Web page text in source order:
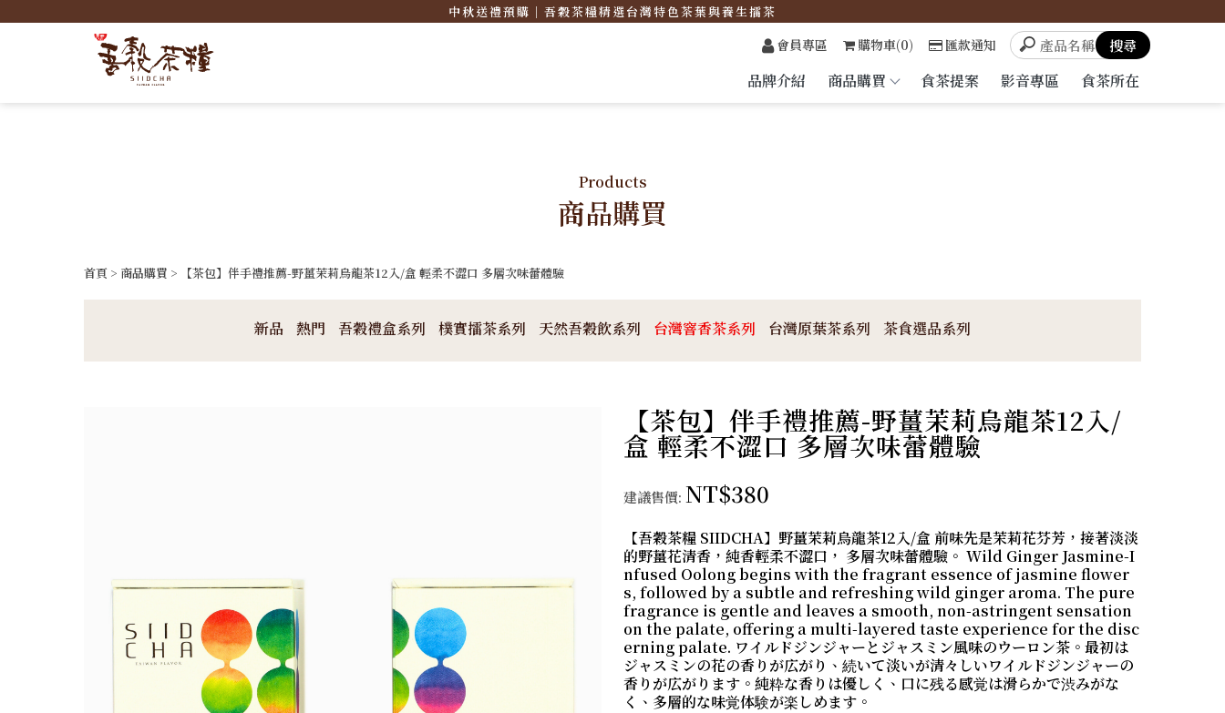
品牌介紹 商品購買 食茶提案 影音專區 食茶所在
會員專區 購物車(0) 匯款通知
中秋送禮預購｜吾穀茶糧精選台灣特色茶葉與養生擂茶
Products
商品購買
首頁 > 商品購買 > 【茶包】伴手禮推薦-野薑茉莉烏龍茶12入/盒 輕柔不澀口 多層次味蕾體驗
新品 熱門 吾穀禮盒系列 樸實擂茶系列 天然吾穀飲系列 台灣窨香茶系列 台灣原葉茶系列 茶食選品系列
【茶包】伴手禮推薦-野薑茉莉烏龍茶12入/
盒 輕柔不澀口 多層次味蕾體驗
建議售價: NT$380
【吾穀茶糧 SIIDCHA】野薑茉莉烏龍茶12入/盒 前味先是茉莉花芬芳，接著淡淡
的野薑花清香，純香輕柔不澀口， 多層次味蕾體驗。 Wild Ginger Jasmine-I
nfused Oolong begins with the fragrant essence of jasmine flower
s, followed by a subtle and refreshing wild ginger aroma. The pure
fragrance is gentle and leaves a smooth, non-astringent sensation
on the palate, offering a multi-layered taste experience for the disc
erning palate. ワイルドジンジャーとジャスミン風味のウーロン茶。最初は
ジャスミンの花の香りが広がり、続いて淡いが清々しいワイルドジンジャーの
香りが広がります。純粋な香りは優しく、口に残る感覚は滑らかで渋みがな
く、多層的な味覚体験が楽しめます。